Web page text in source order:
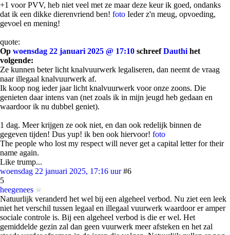
+1 voor PVV, heb niet veel met ze maar deze keur ik goed, ondanks
dat ik een dikke dierenvriend ben! foto Ieder z'n meug, opvoeding,
gevoel en mening!
quote:
Op woensdag 22 januari 2025 @ 17:10 schreefDauthi het
volgende:
Ze kunnen beter licht knalvuurwerk legaliseren, dan neemt de vraag
naar illegaal knalvuurwerk af.
Ik koop nog ieder jaar licht knalvuurwerk voor onze zoons. Die
genieten daar intens van (net zoals ik in mijn jeugd heb gedaan en
waardoor ik nu dubbel geniet).
1 dag. Meer krijgen ze ook niet, en dan ook redelijk binnen de
gegeven tijden! Dus yup! ik ben ook hiervoor! foto
The people who lost my respect will never get a capital letter for their
name again.
Like trump...
woensdag 22 januari 2025, 17:16 uur #6
5
heegenees
Natuurlijk veranderd het wel bij een algeheel verbod. Nu ziet een leek
niet het verschil tussen legaal en illegaal vuurwerk waardoor er amper
sociale controle is. Bij een algeheel verbod is die er wel. Het
gemiddelde gezin zal dan geen vuurwerk meer afsteken en het zal